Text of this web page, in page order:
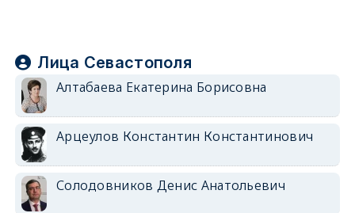
Лица Севастополя
Алтабаева Екатерина Борисовна
Арцеулов Константин Константинович
Солодовников Денис Анатольевич